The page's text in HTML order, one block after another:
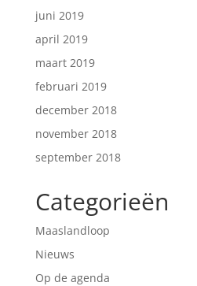
juni 2019
april 2019
maart 2019
februari 2019
december 2018
november 2018
september 2018
Categorieën
Maaslandloop
Nieuws
Op de agenda